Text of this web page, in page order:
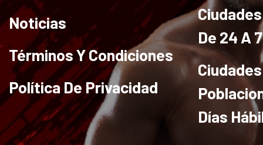
Noticias
Términos Y Condiciones
Política De Privacidad
De 24 A
Días